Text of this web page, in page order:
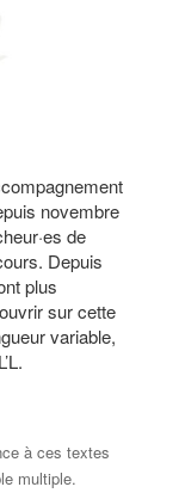
novembre
de
Depuis
plus
sur cette
variable,
à ces textes
multiple.